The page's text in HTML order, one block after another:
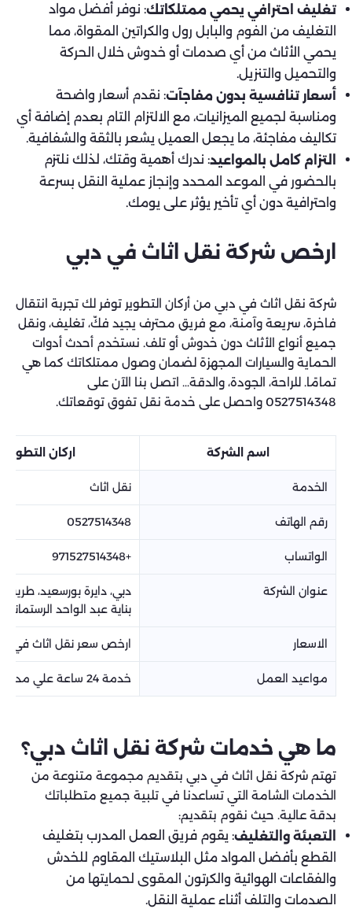
تغليف احترافي يحمي ممتلكاتك: نوفر أفضل مواد
التغليف من الفوم والبابل رول والكراتين المقواة، مما
يحمي الأثاث من أي صدمات أو خدوش خلال الحركة
والتحميل والتنزيل.
أسعار تنافسية بدون مفاجآت: نقدم أسعار واضحة
ومناسبة لجميع الميزانيات، مع الالتزام التام بعدم إضافة أي
تكاليف مفاجئة، ما يجعل العميل يشعر بالثقة والشفافية.
التزام كامل بالمواعيد: ندرك أهمية وقتك، لذلك نلتزم
بالحضور في الموعد المحدد وإنجاز عملية النقل بسرعة
واحترافية دون أي تأخير يؤثر على يومك.
ارخص شركة نقل اثاث في دبي
شركة نقل اثاث في دبي من أركان التطوير توفر لك تجربة انتقال
فاخرة، سريعة وآمنة، مع فريق محترف يجيد فكّ، تغليف، ونقل
جميع أنواع الأثاث دون خدوش أو تلف. نستخدم أحدث أدوات
الحماية والسيارات المجهزة لضمان وصول ممتلكاتك كما هي
تمامًا. للراحة، الجودة، والدقة… اتصل بنا الآن على
0527514348 واحصل على خدمة نقل تفوق توقعاتك.
اسم الشركة اركان التطوير
الخدمة نقل اثاث
رقم الهاتف 0527514348
الواتساب +971527514348
عنوان الشركة
دبي، دايرة بورسعيد، طريق
بناية عبد الواحد الرستماني
الاسعار ارخص سعر نقل اثاث في
مواعيد العمل خدمة 24 ساعة علي مدار الاسبوع
ما هي خدمات شركة نقل اثاث دبي؟
تهتم شركة نقل اثاث في دبي بتقديم مجموعة متنوعة من
الخدمات الشامة التي تساعدنا في تلبية جميع متطلباتك
بدقة عالية. حيث نقوم بتقديم:
التعبئة والتغليف: يقوم فريق العمل المدرب بتغليف
القطع بأفضل المواد مثل البلاستيك المقاوم للخدش
والفقاعات الهوائية والكرتون المقوى لحمايتها من
الصدمات والتلف أثناء عملية النقل.